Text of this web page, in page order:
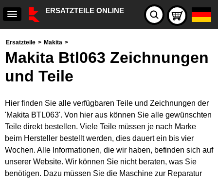
ERSATZTEILE ONLINE
Ersatzteile > Makita >
Makita Btl063 Zeichnungen
und Teile
Hier finden Sie alle verfügbaren Teile und Zeichnungen der
'Makita BTL063'. Von hier aus können Sie alle gewünschten
Teile direkt bestellen. Viele Teile müssen je nach Marke
beim Hersteller bestellt werden, dies dauert ein bis vier
Wochen. Alle Informationen, die wir haben, befinden sich auf
unserer Website. Wir können Sie nicht beraten, was Sie
benötigen. Dazu müssen Sie die Maschine zur Reparatur